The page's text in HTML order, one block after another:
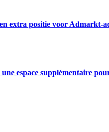
extra positie voor Admarkt-
une espace supplémentaire